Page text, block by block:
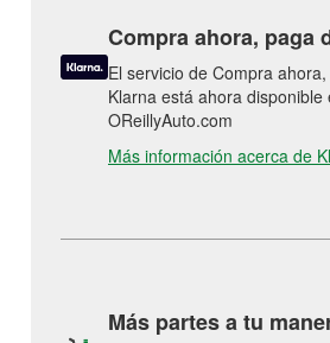
Compra ahora, paga
El servicio de Compra
Klarna está ahora disponible
OReillyAuto.com
Más información acerca de
Más partes a tu